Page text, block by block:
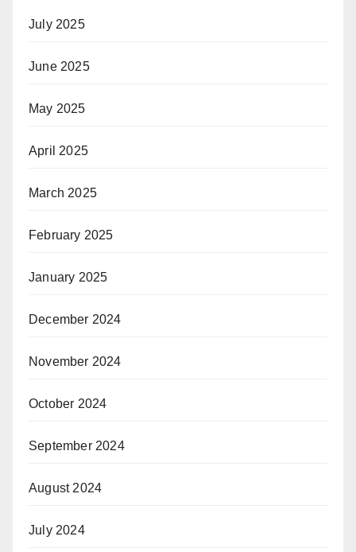
July 2025
June 2025
May 2025
April 2025
March 2025
February 2025
January 2025
December 2024
November 2024
October 2024
September 2024
August 2024
July 2024